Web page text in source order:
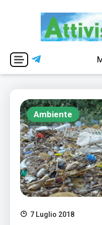
Attivismo.info
Ambiente
7 Luglio 2018